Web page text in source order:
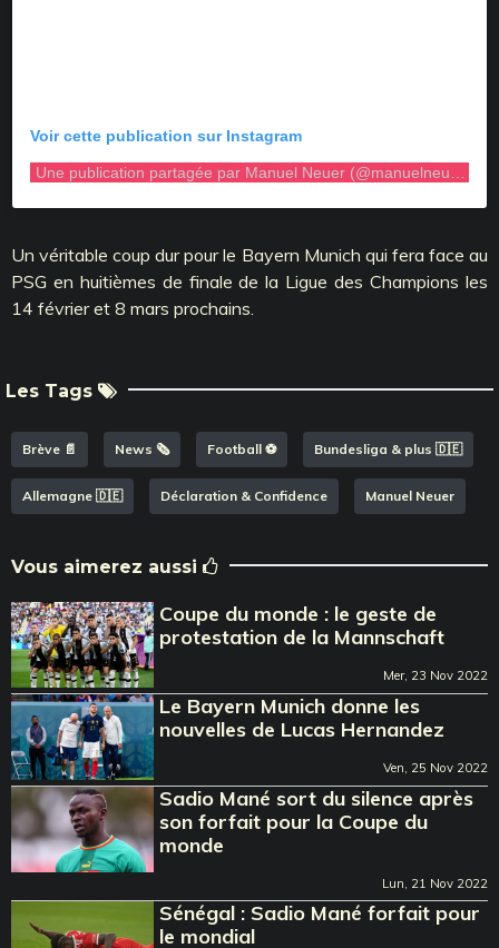
Voir cette publication sur Instagram
Un véritable coup dur pour le Bayern Munich qui fera face au
PSG en huitièmes de finale de la Ligue des Champions les
14 février et 8 mars prochains.
Les Tags
Brève 📄 News 🗞️ Football ⚽️ Bundesliga & plus 🇩🇪
Allemagne 🇩🇪 Déclaration & Confidence Manuel Neuer
Vous aimerez aussi
Coupe du monde : le geste de
protestation de la Mannschaft
Mer, 23 Nov 2022
Le Bayern Munich donne les
nouvelles de Lucas Hernandez
Ven, 25 Nov 2022
Sadio Mané sort du silence après
son forfait pour la Coupe du
monde
Lun, 21 Nov 2022
Sénégal : Sadio Mané forfait pour
le mondial